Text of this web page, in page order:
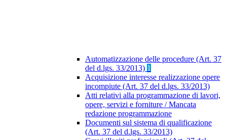
Automatizzazione delle procedure (Art. 37
del d.lgs. 33/2013) 1
Acquisizione interesse realizzazione opere
incompiute (Art. 37 del d.lgs. 33/2013)
Atti relativi alla programmazione di lavori,
opere, servizi e forniture / Mancata
redazione programmazione
Documenti sul sistema di qualificazione
(Art. 37 del d.lgs. 33/2013)